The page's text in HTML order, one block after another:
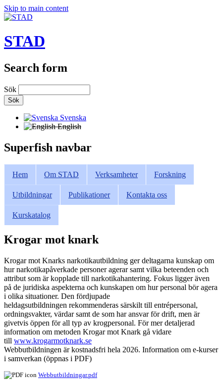
Skip to main content
STAD
Search form
Sök
Svenska
English
Superfish navbar
Hem Om STAD Verksamheter Forskning
Utbildningar Publikationer Kontakta oss
Kurskatalog
Krogar mot knark
Krogar mot Knarks narkotikautbildning ger deltagarna kunskap om
hur narkotikapåverkade personer agerar samt vilka beteenden och
attribut som är kopplade till narkotikahantering. Fokus ligger även
på de juridiska aspekterna och kunskapen om hur personal bör agera
i olika situationer. Den fördjupade
heldagsutbildningen rekommenderas särskilt till entrépersonal,
ordningsvakter, värdar samt de som har ansvar för drift, men är
givetvis öppen för all typ av krogpersonal. För mer detaljerad
information om metoden Krogar mot Knark gå vidare
till www.krogarmotknark.se
Webbutbildningen är kostnadsfri hela 2026. Information om e-kurser
i samverkan (öppnas i PDF)
Webbutbildningar.pdf